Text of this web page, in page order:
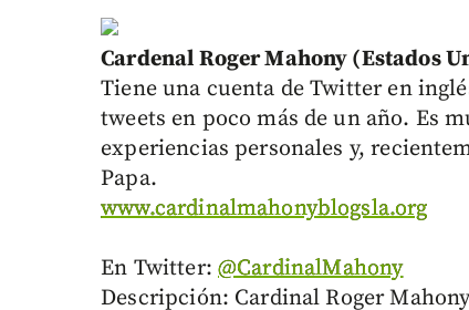
Cardenal Roger Mahony (Estados
Tiene una cuenta de Twitter en
tweets en poco más de un año. Es
experiencias personales y,
Papa.
www.cardinalmahonyblogsla.org
En Twitter: @CardinalMahony
Descripción: Cardinal Roger